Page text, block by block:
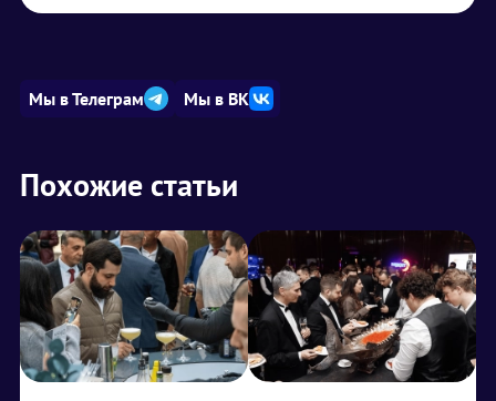
Мы в Телеграм Мы в ВК
Похожие статьи